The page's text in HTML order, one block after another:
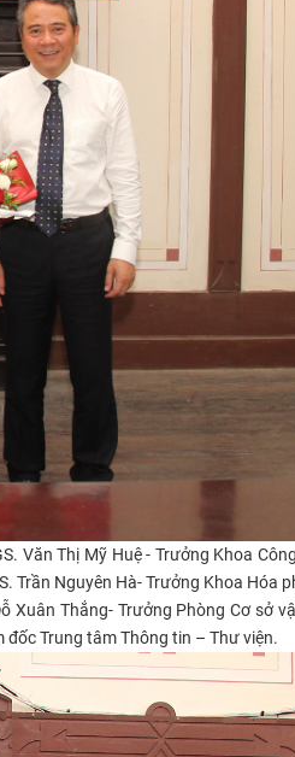
Văn Thị Mỹ Huệ - Trưởng Khoa
Trần Nguyên Hà- Trưởng Khoa Hóa
Xuân Thắng- Trưởng Phòng Cơ sở
đốc Trung tâm Thông tin – Thư viện.​